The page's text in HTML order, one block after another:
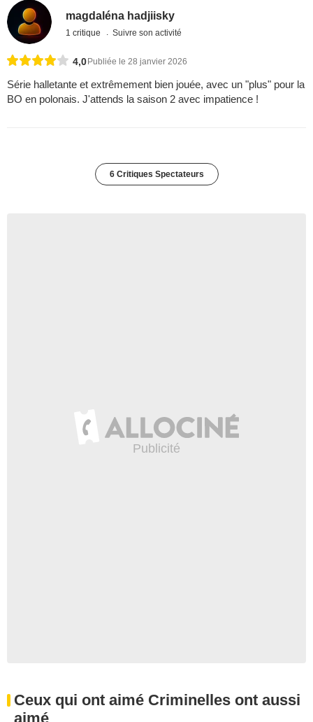
magdaléna hadjiisky
1 critique Suivre son activité
4,0 Publiée le 28 janvier 2026
Série halletante et extrêmement bien jouée, avec un "plus" pour la
BO en polonais. J'attends la saison 2 avec impatience !
6 Critiques Spectateurs
Ceux qui ont aimé Criminelles ont aussi
aimé